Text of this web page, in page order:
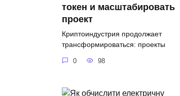
токен и масштабировать
проект
Криптоиндустрия продолжает
трансформироваться: проекты
0 98